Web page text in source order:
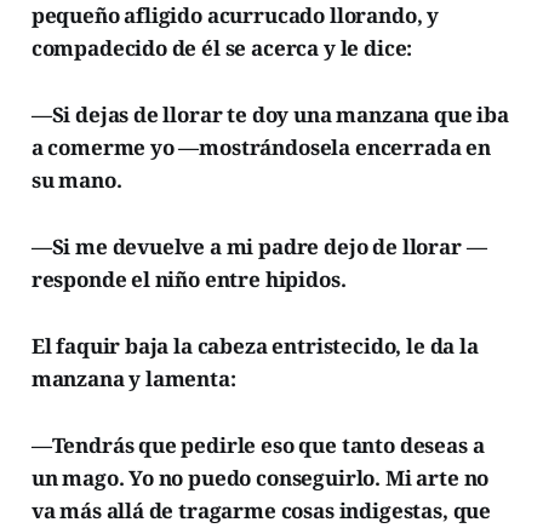
pequeño afligido acurrucado llorando, y
compadecido de él se acerca y le dice:
—Si dejas de llorar te doy una manzana que iba
a comerme yo —mostrándosela encerrada en
su mano.
—Si me devuelve a mi padre dejo de llorar —
responde el niño entre hipidos.
El faquir baja la cabeza entristecido, le da la
manzana y lamenta:
—Tendrás que pedirle eso que tanto deseas a
un mago. Yo no puedo conseguirlo. Mi arte no
va más allá de tragarme cosas indigestas, que